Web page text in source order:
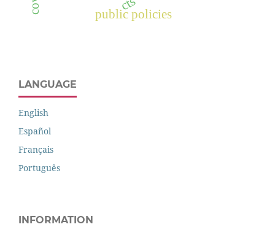
public policies
LANGUAGE
English
Español
Français
Português
INFORMATION